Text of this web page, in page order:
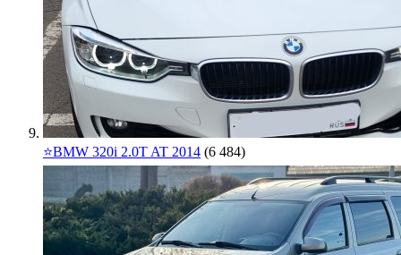
⭐️BMW 320i 2.0T AT 2014 (6 484)